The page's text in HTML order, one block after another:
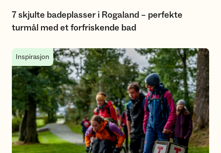
7 skjulte badeplasser i Rogaland – perfekte
turmål med et forfriskende bad
19 trillevennlige turer på Nord-Jæren
Inspirasjon